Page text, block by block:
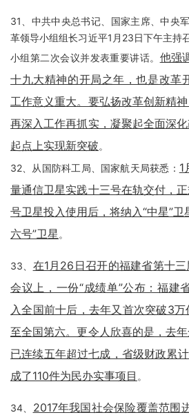
31、中共中央总书记、国家主席、中央
革领导小组组长习近平1月23日下午主持
小组第二次会议并发表重要讲话。 他强
十九大精神的开局之年，也是改革
工作意义重大。要弘扬改革创新精
再深入工作再抓实，凝聚起全面深
起点上实现新突破。
32、从国防科工局、国家航天局获悉： 1
量通信卫星实践十三号在轨交付，
号卫星投入使用后，将纳入“中星”
六号”卫星 。
33、 在1月26日召开的福建省第十
会议上，一份“成绩单”公布：福建
入全国前十后，去年又首次突破3
至全国第六。更令人欣喜的是，去
已连续五年超过七成，省级财政累
成了110件为民办实事项目 。
34、 2017年我国社会保险覆盖范围